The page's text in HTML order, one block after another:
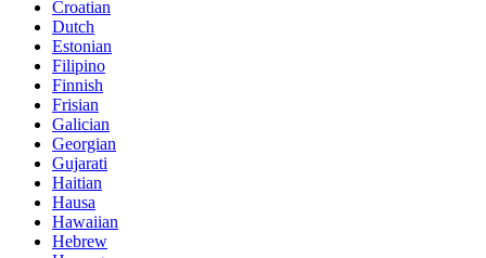
Croatian
Dutch
Estonian
Filipino
Finnish
Frisian
Galician
Georgian
Gujarati
Haitian
Hausa
Hawaiian
Hebrew